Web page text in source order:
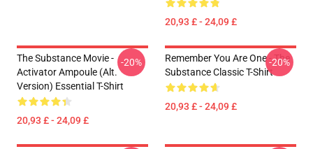
20,93 £ - 24,09 £
The Substance Movie -
Activator Ampoule (alt.
Version) Essential T-Shirt
20,93 £ - 24,09 £
-20%
Remember You Are One - The
Substance Classic T-Shirt
20,93 £ - 24,09 £
-20%